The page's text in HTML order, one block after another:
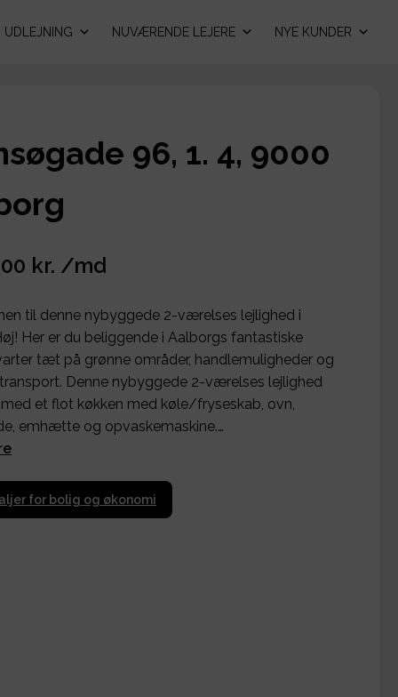
UDLEJNING NUVÆRENDE LEJERE NYE KUNDER
96, 1. 4, 9000
kr. /md
til denne nybyggede 2-værelses lejlighed i
Her er du beliggende i Aalborgs fantastiske
tæt på grønne områder, handlemuligheder og
Denne nybyggede 2-værelses lejlighed
et flot køkken med køle/fryseskab, ovn,
emhætte og opvaskemaskine.…
for bolig og økonomi